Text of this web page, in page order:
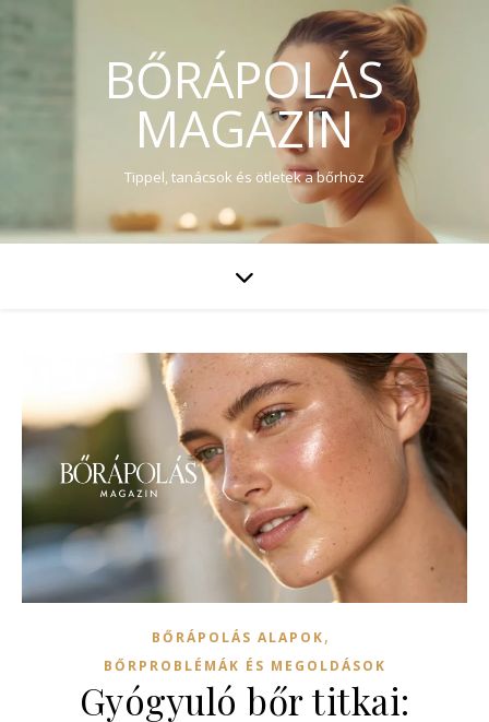
BŐRÁPOLÁS
MAGAZIN
Tippel, tanácsok és ötletek a bőrhöz
BŐRÁPOLÁS ALAPOK,
BŐRPROBLÉMÁK ÉS MEGOLDÁSOK
Gyógyuló bőr titkai: